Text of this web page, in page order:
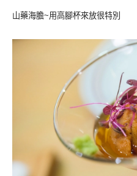
山藥海膽~用高腳杯來放很特別